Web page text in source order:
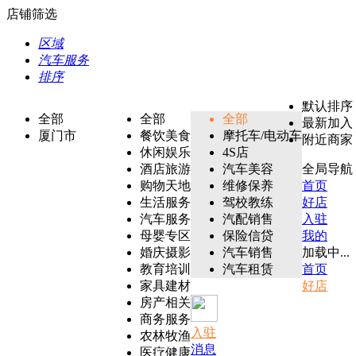
店铺筛选
区域
汽车服务
排序
全部
厦门市
全部
餐饮美食
休闲娱乐
酒店旅游
购物天地
生活服务
汽车服务
母婴专区
婚庆摄影
教育培训
家具建材
房产相关
商务服务
农林牧渔
医疗健康
全部
摩托车/电动车
4S店
汽车美容
维修保养
驾校教练
汽配销售
保险信贷
汽车销售
汽车租赁
默认排序
最新加入
附近商家
全局导航
首页
好店
入驻
我的
加载中...
首页
好店
入驻
消息